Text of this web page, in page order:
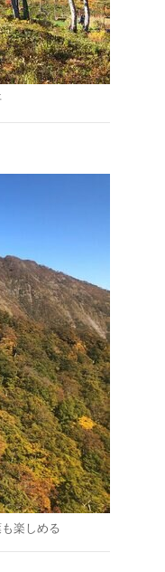
楽しめる
ー！ソト
山の天気と気象